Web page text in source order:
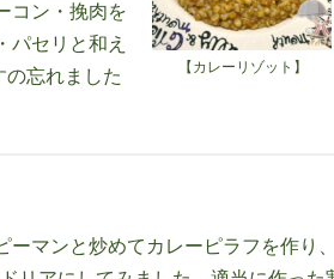
【カレーリゾット】
コン・挽肉を
パセリと和え
忘れました
ーマンと炒めてカレーピラフを作り